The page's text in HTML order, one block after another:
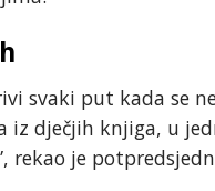
svaki put kada se
iz dječjih knjiga, u
rekao je